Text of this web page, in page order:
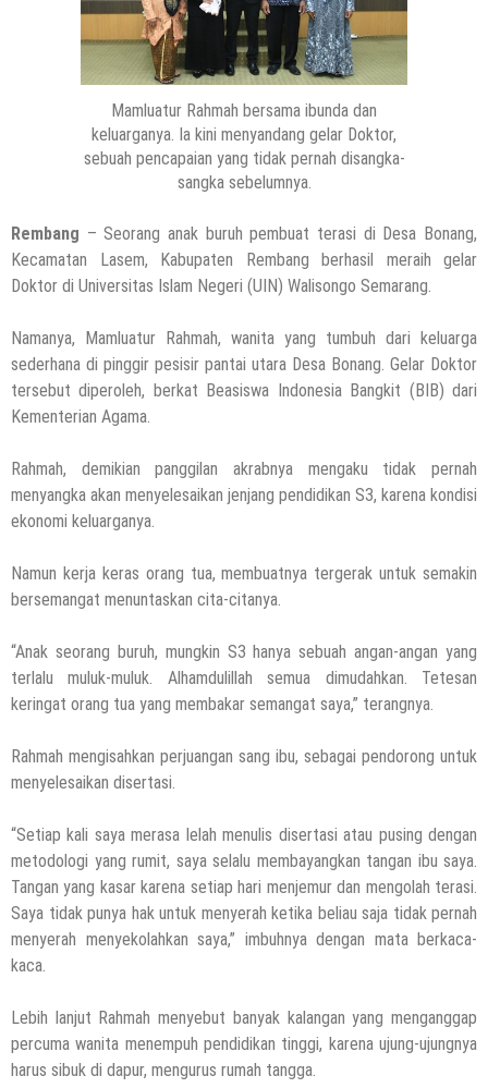
Mamluatur Rahmah bersama ibunda dan
keluarganya. Ia kini menyandang gelar Doktor,
sebuah pencapaian yang tidak pernah disangka-
sangka sebelumnya.
Rembang – Seorang anak buruh pembuat terasi di Desa Bonang,
Kecamatan Lasem, Kabupaten Rembang berhasil meraih gelar
Doktor di Universitas Islam Negeri (UIN) Walisongo Semarang.
Namanya, Mamluatur Rahmah, wanita yang tumbuh dari keluarga
sederhana di pinggir pesisir pantai utara Desa Bonang. Gelar Doktor
tersebut diperoleh, berkat Beasiswa Indonesia Bangkit (BIB) dari
Kementerian Agama.
Rahmah, demikian panggilan akrabnya mengaku tidak pernah
menyangka akan menyelesaikan jenjang pendidikan S3, karena kondisi
ekonomi keluarganya.
Namun kerja keras orang tua, membuatnya tergerak untuk semakin
bersemangat menuntaskan cita-citanya.
“Anak seorang buruh, mungkin S3 hanya sebuah angan-angan yang
terlalu muluk-muluk. Alhamdulillah semua dimudahkan. Tetesan
keringat orang tua yang membakar semangat saya,” terangnya.
Rahmah mengisahkan perjuangan sang ibu, sebagai pendorong untuk
menyelesaikan disertasi.
“Setiap kali saya merasa lelah menulis disertasi atau pusing dengan
metodologi yang rumit, saya selalu membayangkan tangan ibu saya.
Tangan yang kasar karena setiap hari menjemur dan mengolah terasi.
Saya tidak punya hak untuk menyerah ketika beliau saja tidak pernah
menyerah menyekolahkan saya,” imbuhnya dengan mata berkaca-
kaca.
Lebih lanjut Rahmah menyebut banyak kalangan yang menganggap
percuma wanita menempuh pendidikan tinggi, karena ujung-ujungnya
harus sibuk di dapur, mengurus rumah tangga.